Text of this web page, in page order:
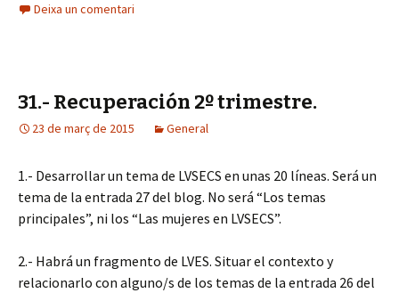
Deixa un comentari
31.- Recuperación 2º trimestre.
23 de març de 2015 General
1.- Desarrollar un tema de LVSECS en unas 20 líneas. Será un
tema de la entrada 27 del blog. No será “Los temas
principales”, ni los “Las mujeres en LVSECS”.
2.- Habrá un fragmento de LVES. Situar el contexto y
relacionarlo con alguno/s de los temas de la entrada 26 del